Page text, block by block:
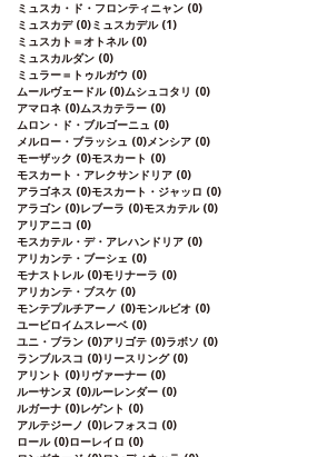
ミュスカ・ド・フロンティニャン (0)
ミュスカデ (0)ミュスカデル (1)
ミュスカト＝オトネル (0)
ミュスカルダン (0)
ミュラー＝トゥルガウ (0)
ムールヴェードル (0)ムシュコタリ (0)
アマロネ (0)ムスカテラー (0)
ムロン・ド・ブルゴーニュ (0)
メルロー・ブラッシュ (0)メンシア (0)
モーザック (0)モスカート (0)
モスカート・アレクサンドリア (0)
アラゴネス (0)モスカート・ジャッロ (0)
アラゴン (0)レブーラ (0)モスカテル (0)
アリアニコ (0)
モスカテル・デ・アレハンドリア (0)
アリカンテ・ブーシェ (0)
モナストレル (0)モリナーラ (0)
アリカンテ・ブスケ (0)
モンテプルチアーノ (0)モンルビオ (0)
ユービロイムスレーベ (0)
ユニ・ブラン (0)アリゴテ (0)ラボソ (0)
ランブルスコ (0)リースリング (0)
アリント (0)リヴァーナー (0)
ルーサンヌ (0)ルーレンダー (0)
ルガーナ (0)レゲント (0)
アルテジーノ (0)レフォスコ (0)
ロール (0)ローレイロ (0)